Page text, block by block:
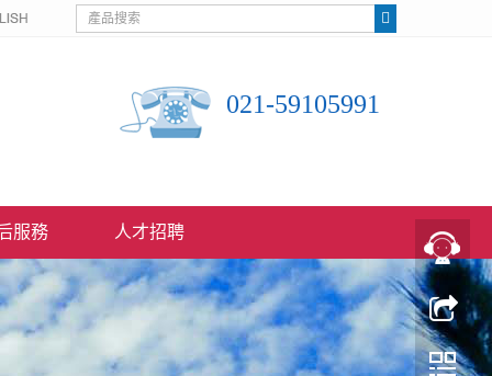
021-59105991
服務 人才招聘